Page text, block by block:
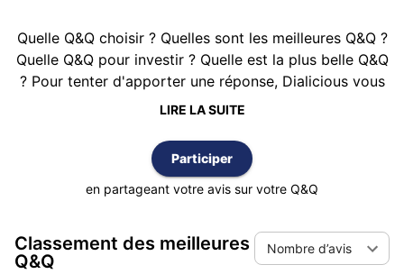
Quelle Q&Q choisir ? Quelles sont les meilleures Q&Q ?
Quelle Q&Q pour investir ? Quelle est la plus belle Q&Q
? Pour tenter d'apporter une réponse, Dialicious vous
propose ce classement des montres Q&Q réalisé à
moins une Q&Q. Le classement est réalisé selon la
meilleure note moyenne et vous pouvez également
trier cette liste par nombre d’avis ou par ordre
LIRE LA SUITE
Participer
en partageant votre avis sur votre Q&Q
Classement des meilleures
Q&Q
Nombre d’avis